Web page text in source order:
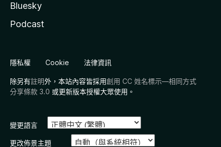
Bluesky
Podcast
隱私權 Cookie 法律資訊
除另有註明外，本站內容皆採用創用 CC 姓名標示—相同方式
分享條款 3.0 或更新版本授權大眾使用。
變更語言
更改佈景主題